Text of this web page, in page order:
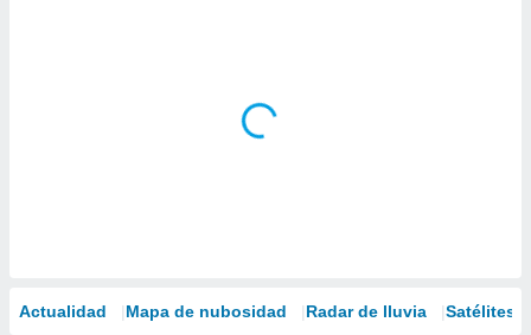
Actualidad Mapa de nubosidad Radar de lluvia Satélites